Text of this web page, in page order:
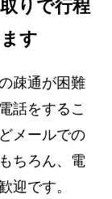
りで行程
す
疎通が困難
話をするこ
メールでの
ちろん、電
迎です。